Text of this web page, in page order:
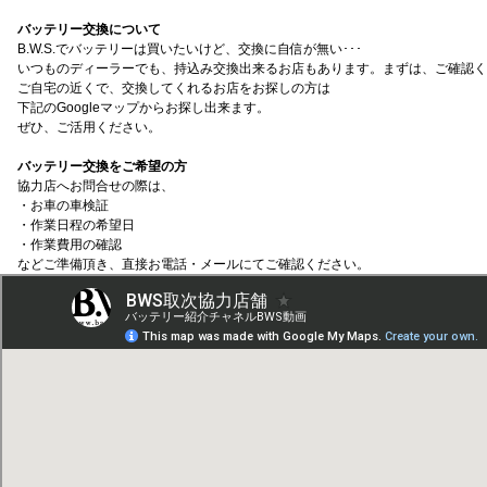
バッテリー交換について
B.W.S.でバッテリーは買いたいけど、交換に自信が無い･･･
いつものディーラーでも、持込み交換出来るお店もあります。まずは、ご確認
ご自宅の近くで、交換してくれるお店をお探しの方は
下記のGoogleマップからお探し出来ます。
ぜひ、ご活用ください。
バッテリー交換をご希望の方
協力店へお問合せの際は、
・お車の車検証
・作業日程の希望日
・作業費用の確認
などご準備頂き、直接お電話・メールにてご確認ください。